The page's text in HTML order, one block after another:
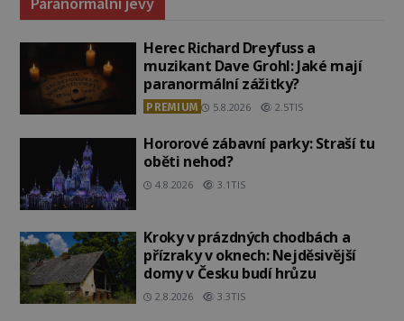
Herec Richard Dreyfuss a
muzikant Dave Grohl: Jaké mají
paranormální zážitky?
PREMIUM 5.8.2026 2.5TIS
Hororové zábavní parky: Straší tu
oběti nehod?
4.8.2026 3.1TIS
Kroky v prázdných chodbách a
přízraky v oknech: Nejděsivější
domy v Česku budí hrůzu
2.8.2026 3.3TIS